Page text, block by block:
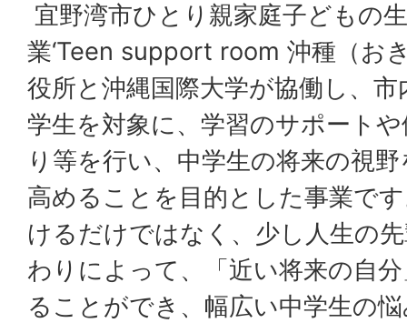
宜野湾市ひとり親家庭子どもの
業‘Teen support room 沖種（お
役所と沖縄国際大学が協働し、
学生を対象に、学習のサポート
り等を行い、中学生の将来の視
高めることを目的とした事業で
けるだけではなく、少し人生の
わりによって、「近い将来の自
ることができ、幅広い中学生の